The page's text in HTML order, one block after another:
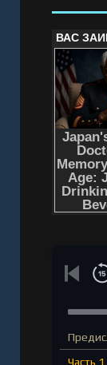
Слушать
моего
Часть 1